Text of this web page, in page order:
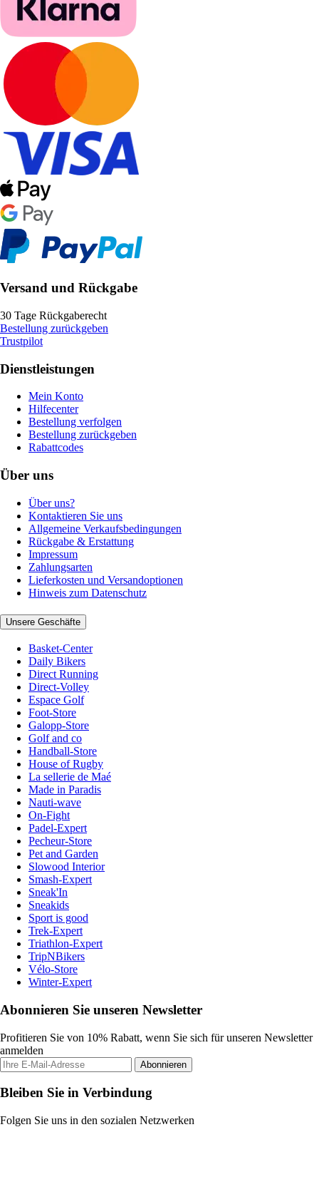
Versand und Rückgabe
30 Tage Rückgaberecht
Bestellung zurückgeben
Trustpilot
Dienstleistungen
Mein Konto
Hilfecenter
Bestellung verfolgen
Bestellung zurückgeben
Rabattcodes
Über uns
Über uns?
Kontaktieren Sie uns
Allgemeine Verkaufsbedingungen
Rückgabe & Erstattung
Impressum
Zahlungsarten
Lieferkosten und Versandoptionen
Hinweis zum Datenschutz
Unsere Geschäfte
Basket-Center
Daily Bikers
Direct Running
Direct-Volley
Espace Golf
Foot-Store
Galopp-Store
Golf and co
Handball-Store
House of Rugby
La sellerie de Maé
Made in Paradis
Nauti-wave
On-Fight
Padel-Expert
Pecheur-Store
Pet and Garden
Slowood Interior
Smash-Expert
Sneak'In
Sneakids
Sport is good
Trek-Expert
Triathlon-Expert
TripNBikers
Vélo-Store
Winter-Expert
Abonnieren Sie unseren Newsletter
Profitieren Sie von 10% Rabatt, wenn Sie sich für unseren Newsletter
anmelden
Abonnieren
Bleiben Sie in Verbindung
Folgen Sie uns in den sozialen Netzwerken